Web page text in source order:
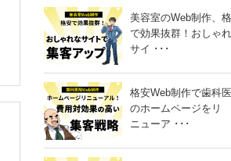
「ホー
美容室のWeb制作、
で効果抜群！おしゃ
サイ ･･･
格安Web制作で歯科
のホームページをリ
ニューア ･･･